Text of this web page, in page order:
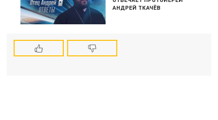
АНДРЕЙ ТКАЧЁВ